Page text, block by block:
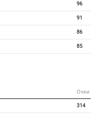
96
91
86
85
Очки
314